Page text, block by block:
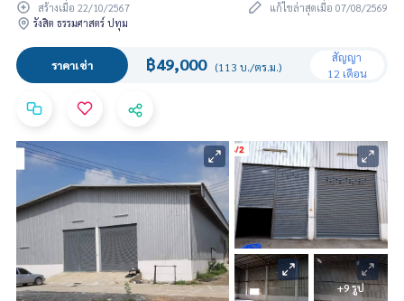
สร้างเมื่อ 22/10/2567
แก้ไขล่าสุดเมื่อ 07/08/2569
รังสิต ธรรมศาสตร์ ปทุม
ราคาเช่า ฿49,000 (113 บ./ตร.ม.)
สัญญา
12 เดือน
+9 รูป